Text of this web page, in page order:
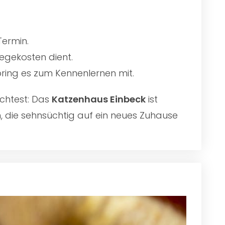
dient.
es zum Kennenlernen mit.
Das Katzenhaus Einbeck ist
sehnsüchtig auf ein neues Zuhause